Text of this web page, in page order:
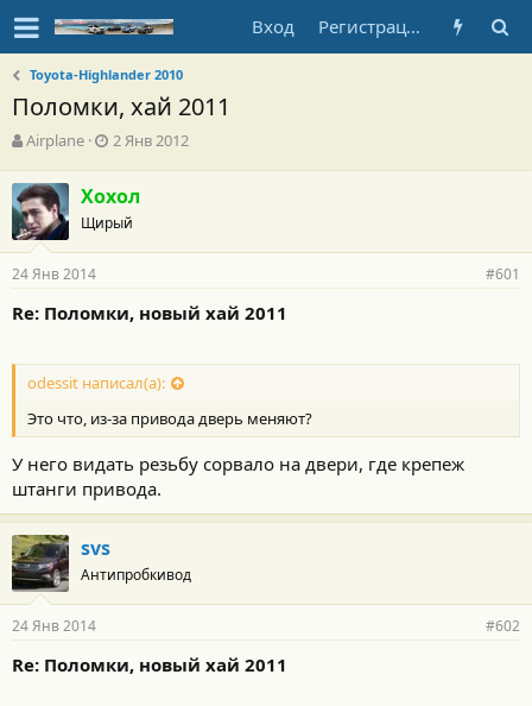
Вход Регистрация
Toyota-Highlander 2010
Поломки, хай 2011
А
т
о
р
т
е
м
ы
Airplane
Д
а
н
а
л
2 Янв 2012
Хохол
Щирый
24 Янв 2014 #601
Re: Поломки, новый хай 2011
odessit написал(а):
Это что, из-за привода дверь меняют?
У него видать резьбу сорвало на двери, где крепеж
штанги привода.
svs
Антипробкивод
24 Янв 2014 #602
Re: Поломки, новый хай 2011